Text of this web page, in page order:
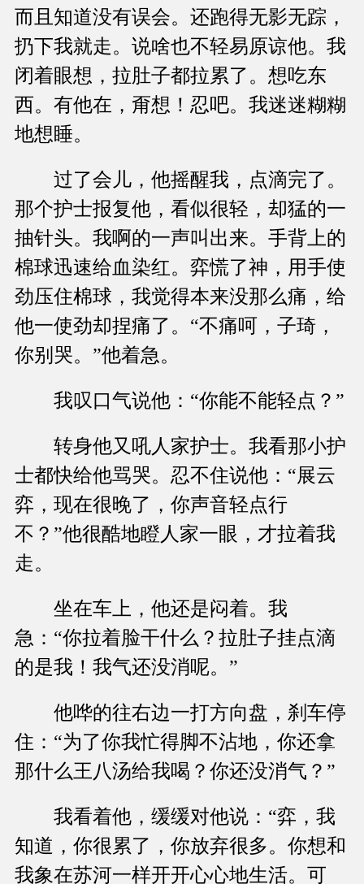
而且知道没有误会。还跑得无影无踪，
扔下我就走。说啥也不轻易原谅他。我
闭着眼想，拉肚子都拉累了。想吃东
西。有他在，甭想！忍吧。我迷迷糊糊
地想睡。
过了会儿，他摇醒我，点滴完了。
那个护士报复他，看似很轻，却猛的一
抽针头。我啊的一声叫出来。手背上的
棉球迅速给血染红。弈慌了神，用手使
劲压住棉球，我觉得本来没那么痛，给
他一使劲却捏痛了。“不痛呵，子琦，
你别哭。”他着急。
我叹口气说他：“你能不能轻点？”
转身他又吼人家护士。我看那小护
士都快给他骂哭。忍不住说他：“展云
弈，现在很晚了，你声音轻点行
不？”他很酷地瞪人家一眼，才拉着我
走。
坐在车上，他还是闷着。我
急：“你拉着脸干什么？拉肚子挂点滴
的是我！我气还没消呢。”
他哗的往右边一打方向盘，刹车停
住：“为了你我忙得脚不沾地，你还拿
那什么王八汤给我喝？你还没消气？”
我看着他，缓缓对他说：“弈，我
知道，你很累了，你放弃很多。你想和
我象在苏河一样开开心心地生活。可